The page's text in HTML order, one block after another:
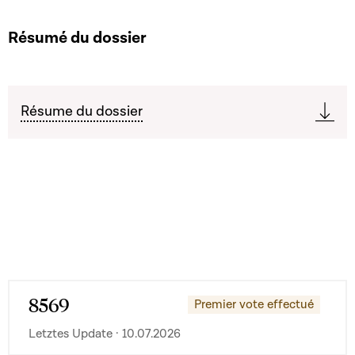
Résumé du dossier
Résume du dossier
8569
Premier vote effectué
Letztes Update · 10.07.2026